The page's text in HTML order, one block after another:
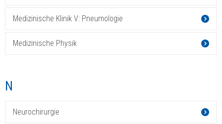
Medizinische Klinik V: Pneumologie
Medizinische Physik
N
Neurochirurgie